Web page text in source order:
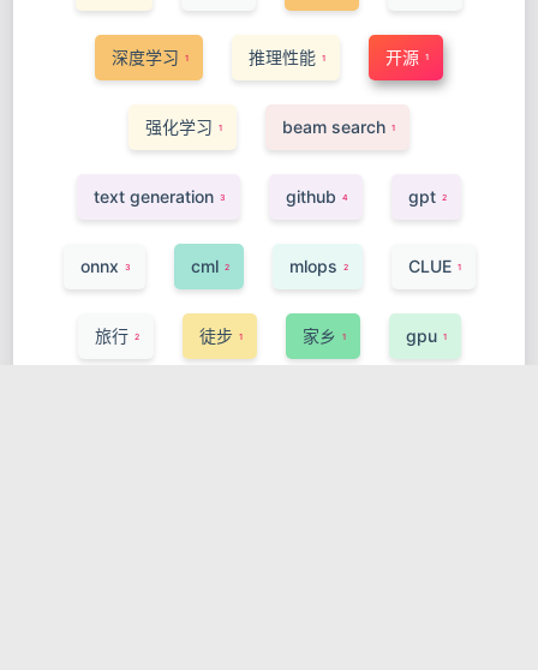
深度学习 1 推理性能 1 开源 1
强化学习 1 beam search 1
text generation 3 github 4 gpt 2
onnx 3 cml 2 mlops 2 CLUE 1
旅行 2 徒步 1 家乡 1 gpu 1